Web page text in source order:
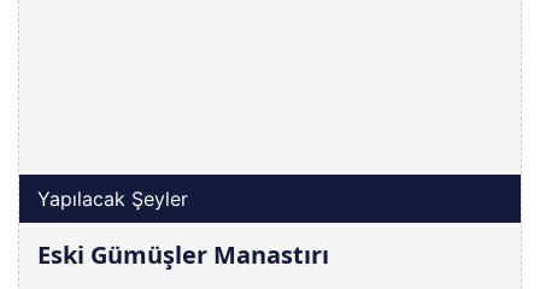
Yapılacak Şeyler
Eski Gümüşler Manastırı